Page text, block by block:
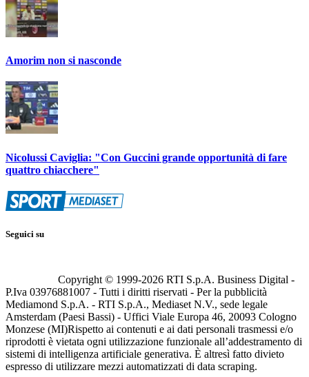
Amorim non si nasconde
Nicolussi Caviglia: "Con Guccini grande opportunità di fare
quattro chiacchere"
Seguici su
Copyright © 1999-2026 RTI S.p.A. Business Digital -
P.Iva 03976881007 - Tutti i diritti riservati - Per la pubblicità
Mediamond S.p.A. - RTI S.p.A., Mediaset N.V., sede legale
Amsterdam (Paesi Bassi) - Uffici Viale Europa 46, 20093 Cologno
Monzese (MI)Rispetto ai contenuti e ai dati personali trasmessi e/o
riprodotti è vietata ogni utilizzazione funzionale all’addestramento di
sistemi di intelligenza artificiale generativa. È altresì fatto divieto
espresso di utilizzare mezzi automatizzati di data scraping.